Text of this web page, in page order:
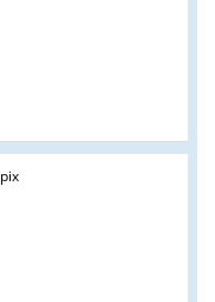
veřejnosti od 18 let a